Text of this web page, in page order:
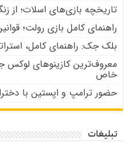
تاریخچه بازی‌های اسلات؛ از
راهنمای کامل بازی رولت؛
بلک جک: راهنمای کامل،
معروف‌ترین کازینوهای لوکس
خاص
حضور ترامپ و اپستین با دختران زیر ۲۱ سال
تبلیغات